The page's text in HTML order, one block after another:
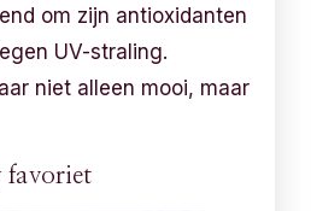
om zijn antioxidanten
UV-straling.
niet alleen mooi, maar
favoriet